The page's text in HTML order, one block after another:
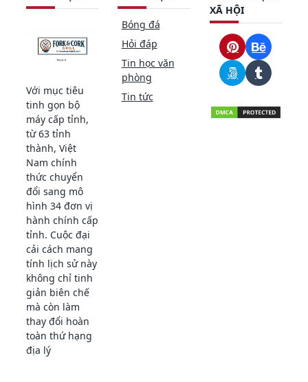
Với mục tiêu
tinh gọn bộ
máy cấp tỉnh,
từ 63 tỉnh
thành, Việt
Nam chính
thức chuyển
đổi sang mô
hình 34 đơn vị
hành chính cấp
tỉnh. Cuộc đại
cải cách mang
tính lịch sử này
không chỉ tinh
giản biên chế
mà còn làm
thay đổi hoàn
toàn thứ hạng
địa lý
Bóng đá
Hỏi đáp
Tin học văn
phòng
Tin tức
XÃ HỘI